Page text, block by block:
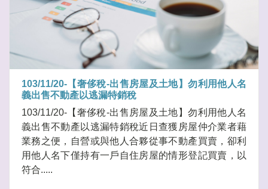
103/11/20-【奢侈稅-出售房屋及土地】勿利用他人名
義出售不動產以逃漏特銷稅
103/11/20-【奢侈稅-出售房屋及土地】勿利用他人名
義出售不動產以逃漏特銷稅近日查獲房屋仲介業者藉
業務之便，自營或與他人合夥從事不動產買賣，卻利
用他人名下僅持有一戶自住房屋的情形登記買賣，以
符合.....